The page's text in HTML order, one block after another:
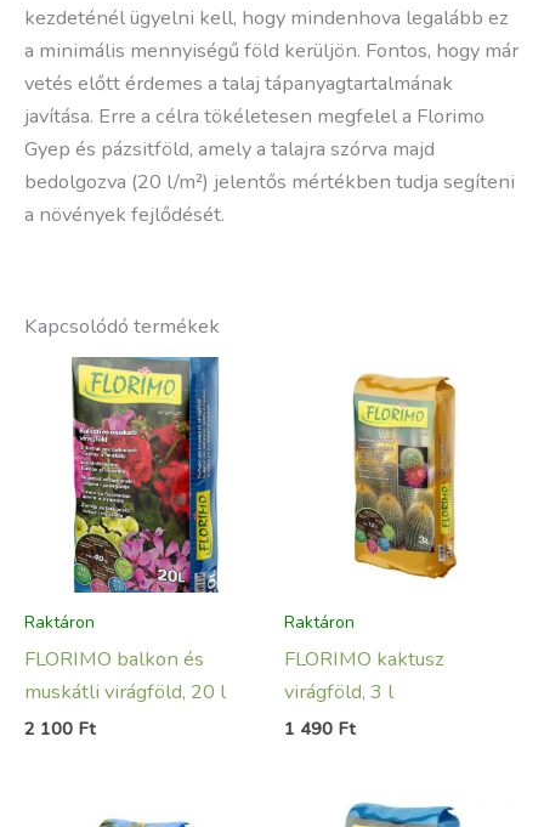
kezdeténél ügyelni kell, hogy mindenhova legalább ez
a minimális mennyiségű föld kerüljön. Fontos, hogy már
vetés előtt érdemes a talaj tápanyagtartalmának
javítása. Erre a célra tökéletesen megfelel a Florimo
Gyep és pázsitföld, amely a talajra szórva majd
bedolgozva (20 l/m²) jelentős mértékben tudja segíteni
a növények fejlődését.
Kapcsolódó termékek
Raktáron
FLORIMO balkon és
muskátli virágföld, 20 l
2 100 Ft
Raktáron
FLORIMO kaktusz
virágföld, 3 l
1 490 Ft